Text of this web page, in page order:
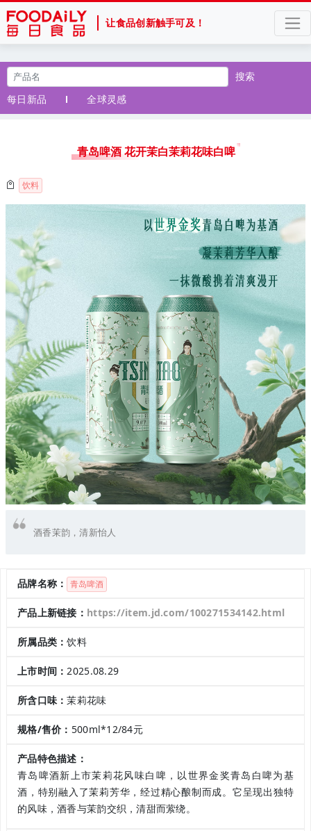
让食品创新触手可及！
搜索
每日新品
全球灵感
青岛啤酒 花开茉白茉莉花味白啤
饮料
酒香茉韵，清新怡人
品牌名称： 青岛啤酒
产品上新链接： https://item.jd.com/100271534142.html
所属品类：饮料
上市时间：2025.08.29
所含口味：茉莉花味
规格/售价： 500ml*12/84元
产品特色描述：
青岛啤酒新上市茉莉花风味白啤，以世界金奖青岛白啤为基
酒，特别融入了茉莉芳华，经过精心酿制而成。它呈现出独特
的风味，酒香与茉韵交织，清甜而萦绕。